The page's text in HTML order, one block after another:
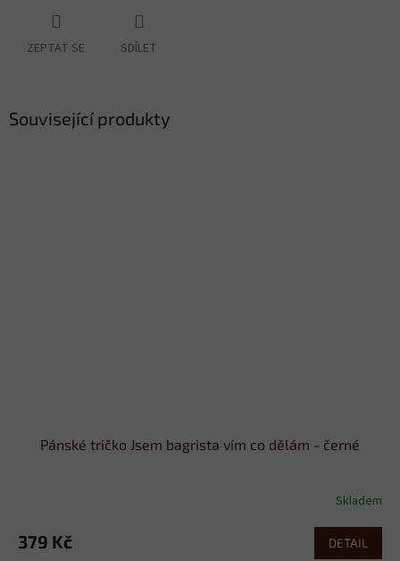
ZEPTAT SE SDÍLET
Související produkty
Pánské tričko Jsem bagrista vím co dělám - černé
Skladem
379 Kč DETAIL